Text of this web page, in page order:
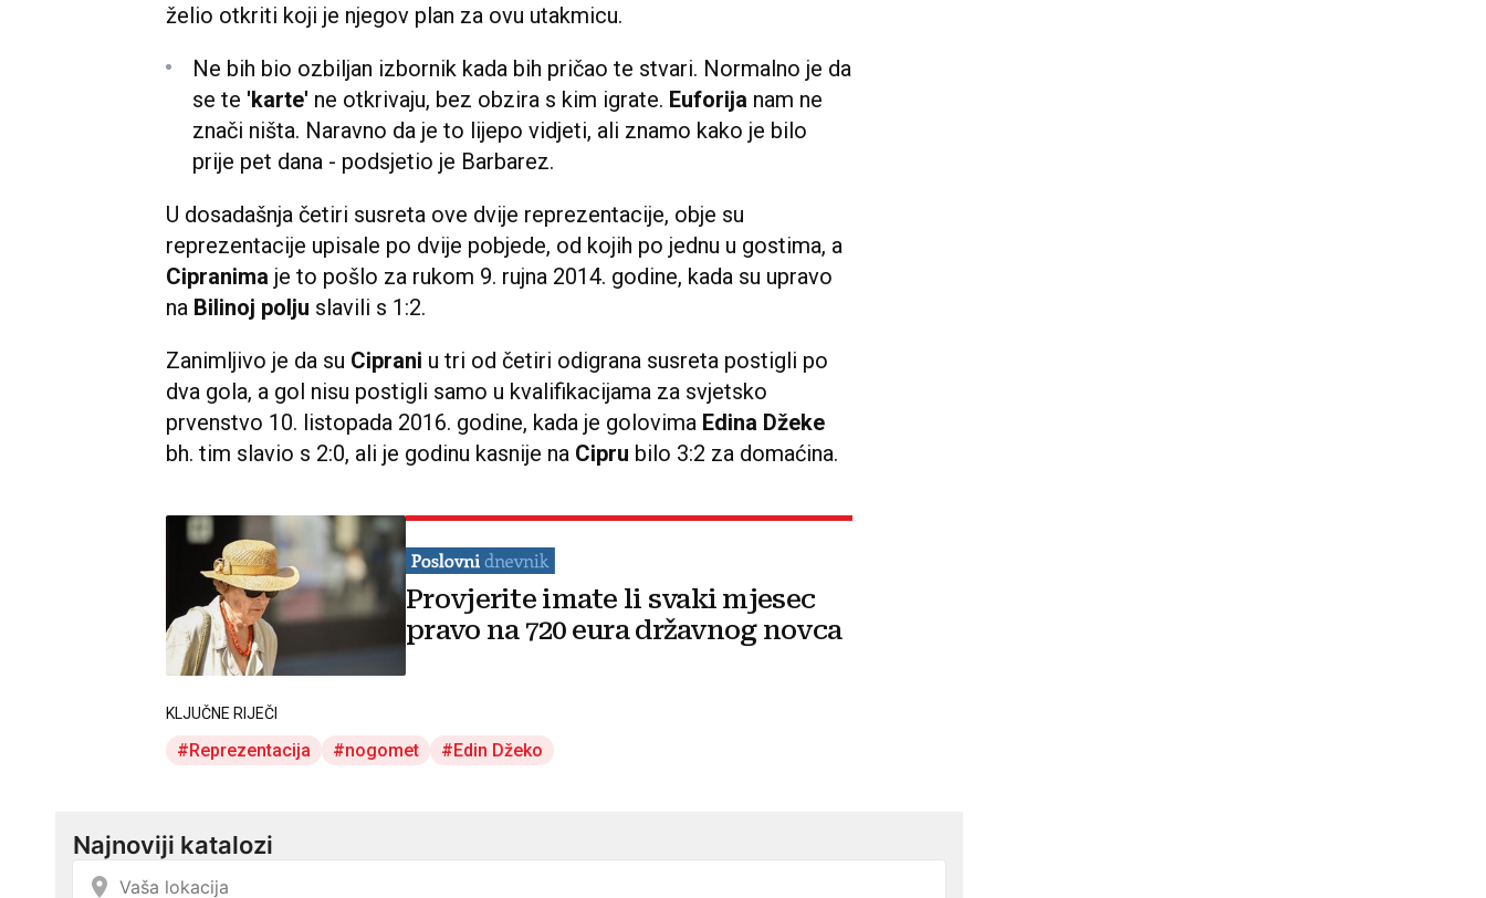
želio otkriti koji je njegov plan za ovu utakmicu.
Ne bih bio ozbiljan izbornik kada bih pričao te stvari. Normalno je da
se te 'karte' ne otkrivaju, bez obzira s kim igrate. Euforija nam ne
znači ništa. Naravno da je to lijepo vidjeti, ali znamo kako je bilo
prije pet dana - podsjetio je Barbarez.
U dosadašnja četiri susreta ove dvije reprezentacije, obje su
reprezentacije upisale po dvije pobjede, od kojih po jednu u gostima, a
Cipranima je to pošlo za rukom 9. rujna 2014. godine, kada su upravo
na Bilinoj polju slavili s 1:2.
Zanimljivo je da su Ciprani u tri od četiri odigrana susreta postigli po
dva gola, a gol nisu postigli samo u kvalifikacijama za svjetsko
prvenstvo 10. listopada 2016. godine, kada je golovima Edina Džeke
bh. tim slavio s 2:0, ali je godinu kasnije na Cipru bilo 3:2 za domaćina.
Provjerite imate li svaki mjesec
pravo na 720 eura državnog novca
KLJUČNE RIJEČI
Reprezentacija nogomet Edin Džeko